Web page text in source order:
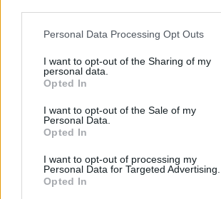
Personal Data Processing Opt Outs
I want to opt-out of the Sharing of my
personal data.
Opted In
I want to opt-out of the Sale of my
Personal Data.
Opted In
I want to opt-out of processing my
Personal Data for Targeted Advertising.
Opted In